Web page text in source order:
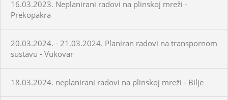
16.03.2023. Neplanirani radovi na plinskoj mreži -
Prekopakra
20.03.2024. - 21.03.2024. Planiran radovi na transpornom
sustavu - Vukovar
18.03.2024. neplanirani radovi na plinskoj mreži - Bilje